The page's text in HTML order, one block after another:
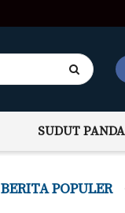
SUDUT
BERITA POPULER